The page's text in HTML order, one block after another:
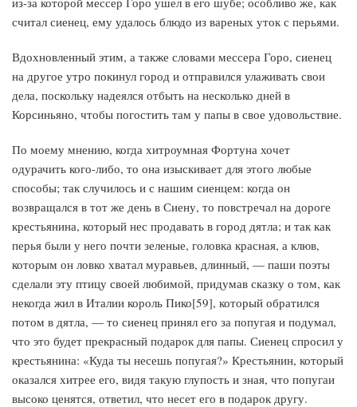
считал сиенец, ему удалось блюдо из вареных уток с перьями.
Вдохновленный этим, а также словами мессера Горо, сиенец
на другое утро покинул город и отправился улаживать свои
дела, поскольку надеялся отбыть на несколько дней в
Корсиньяно, чтобы погостить там у папы в свое удовольствие.
По моему мнению, когда хитроумная Фортуна хочет
одурачить кого-либо, то она изыскивает для этого любые
способы; так случилось и с нашим сиенцем: когда он
возвращался в тот же день в Сиену, то повстречал на дороге
крестьянина, который нес продавать в город дятла; и так как
перья были у него почти зеленые, головка красная, а клюв,
которым он ловко хватал муравьев, длинный, — паши поэты
сделали эту птицу своей любимой, придумав сказку о том, как
некогда жил в Италии король Пико[59], который обратился
потом в дятла, — то сиенец принял его за попугая и подумал,
что это будет прекрасный подарок для папы. Сиенец спросил у
крестьянина: «Куда ты несешь попугая?» Крестьянин, который
оказался хитрее его, видя такую глупость и зная, что попугаи
высоко ценятся, ответил, что несет его в подарок другу.